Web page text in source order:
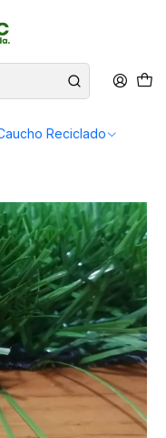
Reciclado
52x32 m2 y shockpad